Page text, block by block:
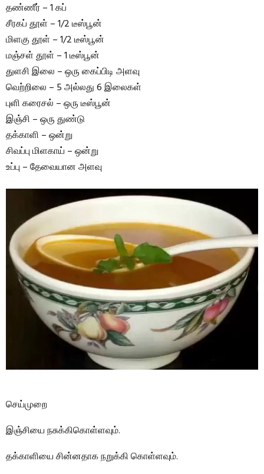
தண்ணீர் – 1 கப்
சீரகப் தூள் – 1/2 டீஸ்பூன்
மிளகு தூள் – 1/2 டீஸ்பூன்
மஞ்சள் தூள் – 1 டீஸ்பூன்
துளசி இலை – ஒரு கைப்பிடி அளவு
வெற்றிலை – 5 அல்லது 6 இலைகள்
புளி கரைசல் – ஒரு டீஸ்பூன்
இஞ்சி – ஒரு துண்டு
தக்காளி – ஒன்று
சிவப்பு மிளகாய் – ஒன்று
உப்பு – தேவையான அளவு
செய்முறை
இஞ்சியை நசுக்கிகொள்ளவும்.
தக்காளியை சின்னதாக நறுக்கி கொள்ளவும்.